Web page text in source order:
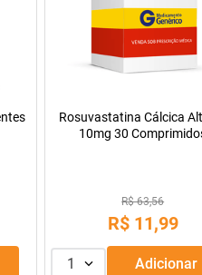
Rosuvastatina Cálcica Althaia
10mg 30 Comprimidos
R$ 63,56
11, 99
Adicionar